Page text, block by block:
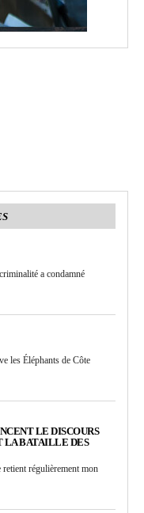
a condamné
les Éléphants de Côte
LE DISCOURS
LA BATAILLE DES
régulièrement mon